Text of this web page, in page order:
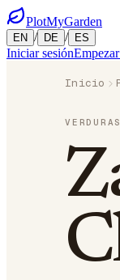
PlotMyGarden
EN / DE / ES
Iniciar sesión
Inicio
VERDURAS